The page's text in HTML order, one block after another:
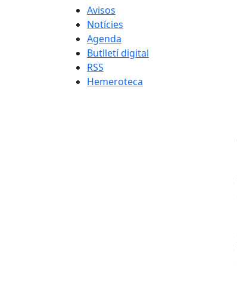
Avisos
Notícies
Agenda
Butlletí digital
RSS
Hemeroteca